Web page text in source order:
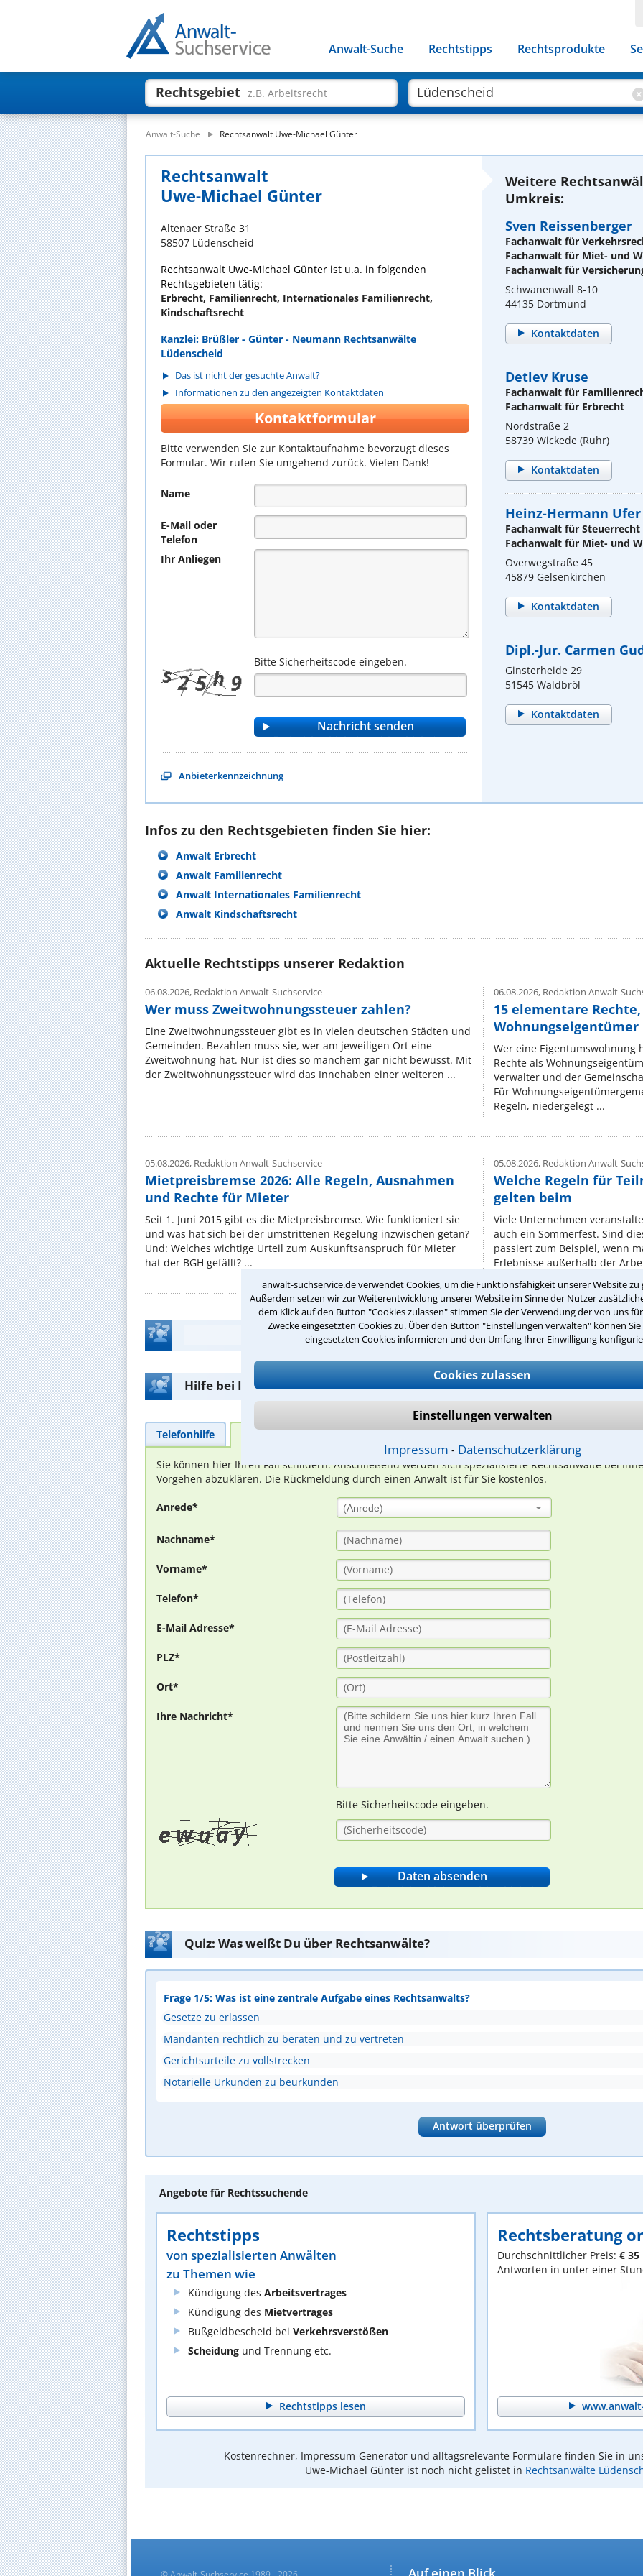
anwalt-suchservice.de verwendet Cookies, um die Funktionsfähigkeit unserer Website zu
Außerdem setzen wir zur Weiterentwicklung unserer Website im Sinne der Nutzer
dem Klick auf den Button "Cookies zulassen" stimmen Sie der Verwendung der von uns
Zwecke eingesetzten Cookies zu. Über den Button "Einstellungen verwalten" können
eingesetzten Cookies informieren und den Umfang Ihrer Einwilligung
Cookies zulassen
Einstellungen verwalten
Impressum ⁃ Datenschutzerklärung
Anwalt-Suche Rechtstipps Rechtsprodukte
Rechtsgebiet z.B. Arbeitsrecht
Anwalt-Suche Rechtsanwalt Uwe-Michael Günter
Rechtsanwalt
Uwe-Michael Günter
Altenaer Straße 31
58507 Lüdenscheid
Rechtsanwalt Uwe-Michael Günter ist u.a. in folgenden
Rechtsgebieten tätig:
Erbrecht, Familienrecht, Internationales Familienrecht,
Kindschaftsrecht
Kanzlei: Brüßler - Günter - Neumann Rechtsanwälte
Lüdenscheid
Das ist nicht der gesuchte Anwalt?
Informationen zu den angezeigten Kontaktdaten
Kontaktformular
Bitte verwenden Sie zur Kontaktaufnahme bevorzugt dieses
Formular. Wir rufen Sie umgehend zurück. Vielen Dank!
Name
E-Mail oder
Telefon
Ihr Anliegen
Bitte Sicherheitscode eingeben.
Anbieterkennzeichnung
Weitere
Umkreis:
Sven Reissenberger
Fachanwalt für
Fachanwalt für Miet- und
Fachanwalt für
Schwanenwall 8-10
44135 Dortmund
Kontaktdaten
Detlev Kruse
Fachanwalt für
Fachanwalt für Erbrecht
Nordstraße 2
58739 Wickede (Ruhr)
Kontaktdaten
Heinz-Hermann Ufer
Fachanwalt für Steuerrecht
Fachanwalt für Miet- und
Overwegstraße 45
45879 Gelsenkirchen
Kontaktdaten
Dipl.-Jur. Carmen
Ginsterheide 29
51545 Waldbröl
Kontaktdaten
Infos zu den Rechtsgebieten finden Sie hier:
Anwalt Erbrecht
Anwalt Familienrecht
Anwalt Internationales Familienrecht
Anwalt Kindschaftsrecht
Aktuelle Rechtstipps unserer Redaktion
06.08.2026, Redaktion Anwalt-Suchservice
Wer muss Zweitwohnungssteuer zahlen?
Eine Zweitwohnungssteuer gibt es in vielen deutschen Städten und
Gemeinden. Bezahlen muss sie, wer am jeweiligen Ort eine
Zweitwohnung hat. Nur ist dies so manchem gar nicht bewusst. Mit
der Zweitwohnungssteuer wird das Innehaben einer weiteren ...
06.08.2026,Redaktion Anwalt-
15 elementare
Wer eine Eigentumswohnung
Rechte als
Verwalter und der
Für
Regeln, niedergelegt ...
05.08.2026, Redaktion Anwalt-Suchservice
Mietpreisbremse 2026: Alle Regeln, Ausnahmen
und Rechte für Mieter
Seit 1. Juni 2015 gibt es die Mietpreisbremse. Wie funktioniert sie
und was hat sich bei der umstrittenen Regelung inzwischen getan?
Und: Welches wichtige Urteil zum Auskunftsanspruch für Mieter
hat der BGH gefällt? ...
05.08.2026,Redaktion Anwalt-
Welche Regeln für
gelten beim
Viele Unternehmen
auch ein Sommerfest. Sind
passiert zum Beispiel, wenn
Erlebnisse außerhalb der
Teste Dein Rechtswissen
Hilfe bei Ihrer Anwaltsuche?
Telefonhilfe Beratungsanfrage
Sie können hier Ihren Fall schildern. Anschließend werden sich spezialisierte Rechtsanwälte bei
Vorgehen abzuklären. Die Rückmeldung durch einen Anwalt ist für Sie kostenlos.
Anrede* (Anrede)
Nachname*
Vorname*
Telefon*
E-Mail Adresse*
PLZ*
Ort*
Ihre Nachricht*
Bitte Sicherheitscode eingeben.
Quiz: Was weißt Du über Rechtsanwälte?
Frage 1/5: Was ist eine zentrale Aufgabe eines Rechtsanwalts?
Gesetze zu erlassen
Mandanten rechtlich zu beraten und zu vertreten
Gerichtsurteile zu vollstrecken
Notarielle Urkunden zu beurkunden
Antwort überprüfen
Angebote für Rechtssuchende
Rechtstipps
von spezialisierten Anwälten
zu Themen wie
Kündigung des Arbeitsvertrages
Kündigung des Mietvertrages
Bußgeldbescheid bei Verkehrsverstößen
Scheidung und Trennung etc.
Rechtstipps lesen
Rechtsberatung
Durchschnittlicher Preis: € 35
Antworten in unter einer
Kostenrechner, Impressum-Generator und alltagsrelevante Formulare finden Sie in
Uwe-Michael Günter ist noch nicht gelistet in Rechtsanwälte